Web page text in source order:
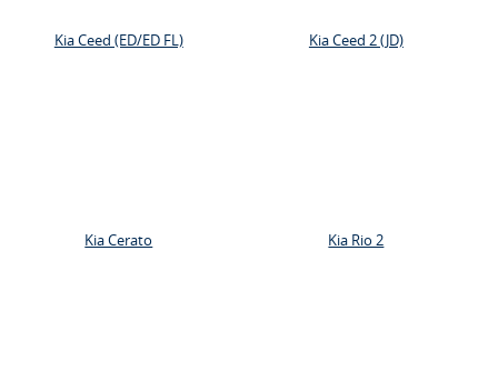
Kia Ceed (ED/ED FL) Kia Ceed 2 (JD)
Kia Cerato Kia Rio 2